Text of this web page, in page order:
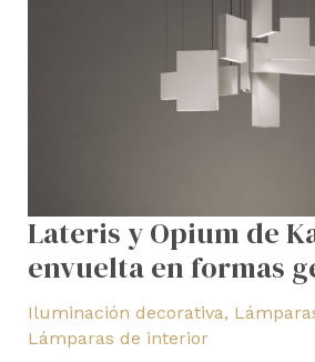
Lateris y Opium de
envuelta en formas
Iluminación decorativa,
Lámparas de interior